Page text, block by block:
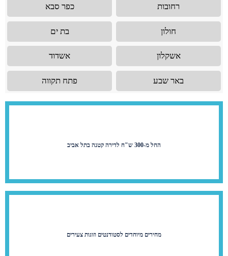
רחובות כפר סבא
חולון בת ים
אשקלון אשדוד
באר שבע פתח תקווה
החל מ-300 ש"ח לדירה קטנה בתל אביב
מחירים מיוחדים לסטודנטים וזוגות צעירים